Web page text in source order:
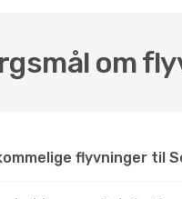
om
flyvninger til